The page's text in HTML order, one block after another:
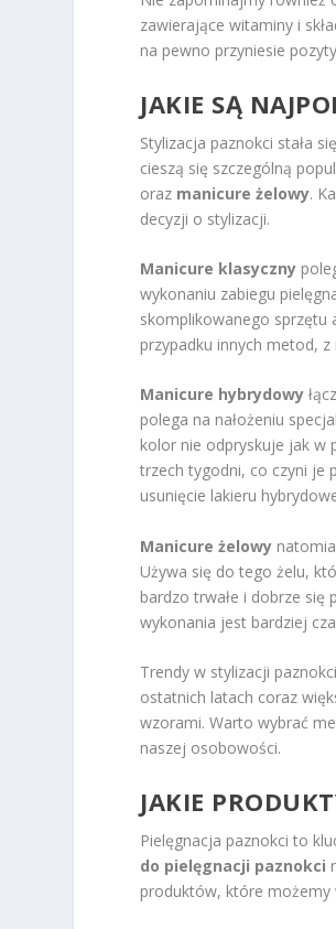
zawierające witaminy i
na pewno przyniesie
JAKIE SĄ
Stylizacja paznokci stała
cieszą się szczególną
oraz manicure żelowy.
decyzji o stylizacji.
Manicure klasyczny
wykonaniu zabiegu
skomplikowanego sprzętu
przypadku innych metod, z
Manicure hybrydowy
polega na nałożeniu
kolor nie odpryskuje jak w
trzech tygodni, co czyni je
usunięcie lakieru
Manicure żelowy
Używa się do tego żelu,
bardzo trwałe i dobrze się
wykonania jest bardziej
Trendy w stylizacji
ostatnich latach coraz
wzorami. Warto wybrać
naszej osobowości.
JAKIE
Pielęgnacja paznokci to
do pielęgnacji paznokci
produktów, które możemy